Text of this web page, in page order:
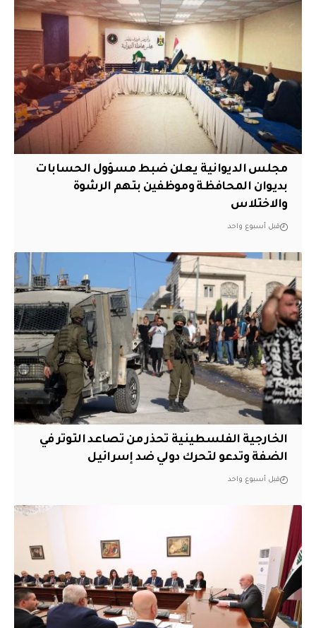
مجلس الديوانية يعلن ضبط مسؤول الحسابات
بديوان المحافظة وموظفين بتهم الرشوة
والاختلاس
قبل أسبوع واحد
الخارجية الفلسطينية تحذر من تصاعد التوتر في
الضفة وتدعو لتحرك دولي ضد إسرائيل
قبل أسبوع واحد